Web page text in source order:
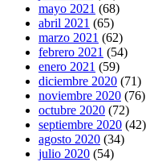
mayo 2021 (68)
abril 2021 (65)
marzo 2021 (62)
febrero 2021 (54)
enero 2021 (59)
diciembre 2020 (71)
noviembre 2020 (76)
octubre 2020 (72)
septiembre 2020 (42)
agosto 2020 (34)
julio 2020 (54)